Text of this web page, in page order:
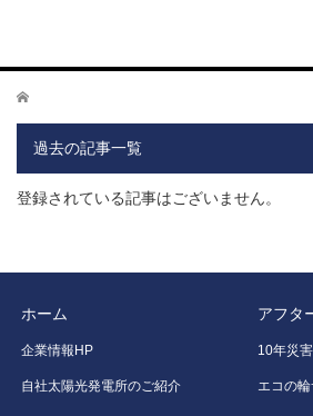
ホーム
過去の記事一覧
登録されている記事はございません。
ホーム
企業情報HP
自社太陽光発電所のご紹介
アフタ
10年災
エコの輪